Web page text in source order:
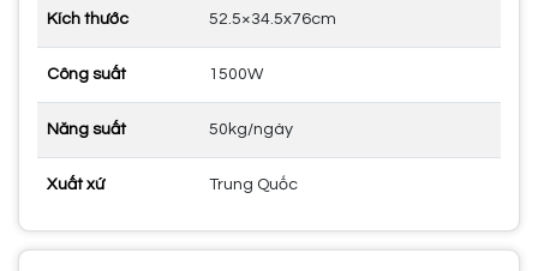
Kích thước 52.5×34.5x76cm
Công suất 1500W
Năng suất 50kg/ngày
Xuất xứ Trung Quốc